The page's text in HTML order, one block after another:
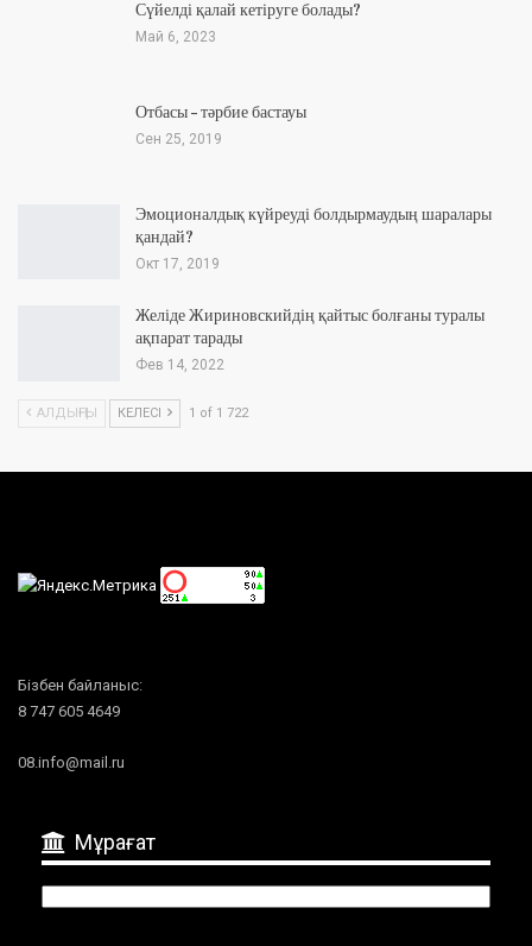
Сүйелді қалай кетіруге болады?
Май 6, 2023
Отбасы – тәрбие бастауы
Сен 25, 2019
Эмоционалдық күйреуді болдырмаудың шаралары
қандай?
Окт 17, 2019
Желіде Жириновскийдің қайтыс болғаны туралы
ақпарат тарады
Фев 14, 2022
АЛДЫҢҒЫ КЕЛЕСІ 1 of 1 722
Бізбен байланыс:
8 747 605 4649
08.info@mail.ru
Мұрағат